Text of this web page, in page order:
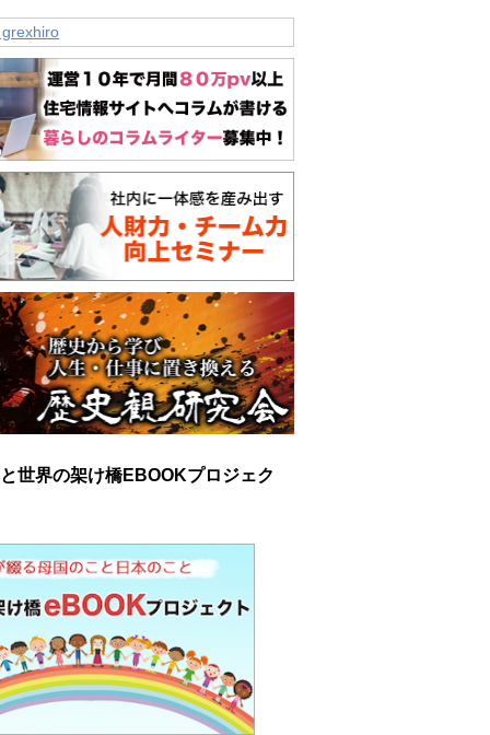
世界の架け橋EBOOKプロジェク